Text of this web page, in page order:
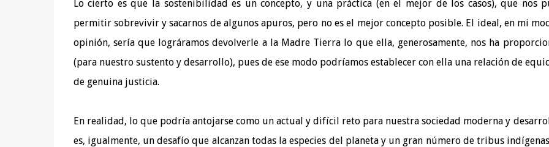
Lo cierto es que la sostenibilidad es un concepto, y una práctica (en el mejor de los casos), que nos
permitir sobrevivir y sacarnos de algunos apuros, pero no es el mejor concepto posible. El ideal, en mi
opinión, sería que lográramos devolverle a la Madre Tierra lo que ella, generosamente, nos ha
(para nuestro sustento y desarrollo), pues de ese modo podríamos establecer con ella una relación de
de genuina justicia.
En realidad, lo que podría antojarse como un actual y difícil reto para nuestra sociedad moderna y
es, igualmente, un desafío que alcanzan todas la especies del planeta y un gran número de tribus